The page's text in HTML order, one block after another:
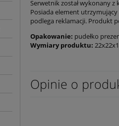
Serwetnik został wykonany z
Posiada element
podlega reklamacji. Produkt
Opakowanie: pudełko
Wymiary produktu:
Opinie o